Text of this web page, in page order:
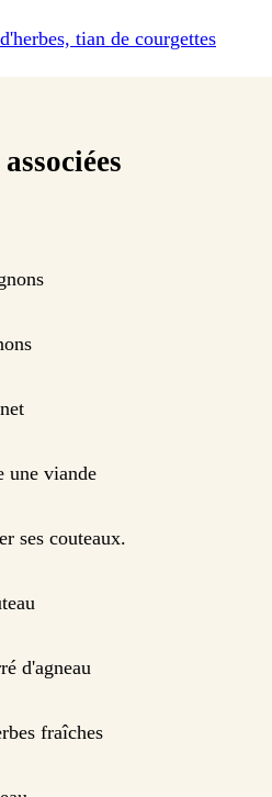
tian de courgettes
une viande
ses couteaux.
d'agneau
fraîches